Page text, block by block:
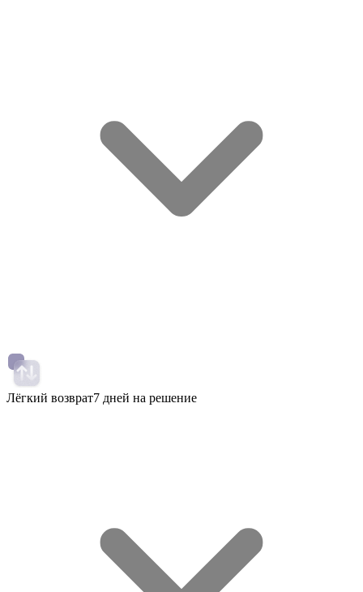
Лёгкий возврат7 дней на решение